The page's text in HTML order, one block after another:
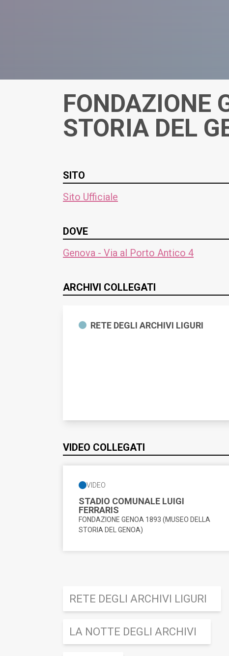
FONDAZIONE
STORIA DEL
SITO
Sito Ufficiale
DOVE
Genova - Via al Porto Antico 4
ARCHIVI COLLEGATI
RETE DEGLI ARCHIVI LIGURI
VIDEO COLLEGATI
VIDEO
STADIO COMUNALE LUIGI
FERRARIS
FONDAZIONE GENOA 1893 (MUSEO DELLA
STORIA DEL GENOA)
RETE DEGLI ARCHIVI LIGURI
LA NOTTE DEGLI ARCHIVI